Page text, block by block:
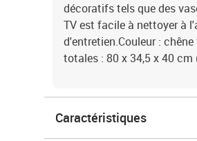
décoratifs tels que des
TV est facile à nettoyer à
d'entretien.Couleur :
totales : 80 x 34,5 x 40 cm
Caractéristiques